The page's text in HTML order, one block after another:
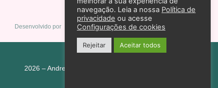
Desenvolvido por
Política de privacidade
2026 – Andreza Goulart – Todos os direitos reservados
navegação. Leia a nossa Política de
privacidade ou acesse
Configurações de cookies
Rejeitar Aceitar todos